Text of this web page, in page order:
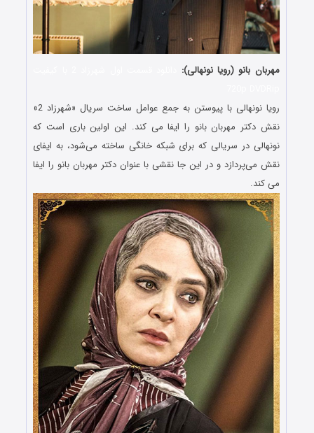
مهربان بانو (رویا نونهالی):
رویا نونهالی با پیوستن به جمع عوامل ساخت سریال «شهرزاد 2»
نقش دکتر مهربان بانو را ایفا می کند. این اولین باری است که
نونهالی در سریالی که برای شبکه خانگی ساخته می‌شود، به ایفای
نقش می‌پردازد و در این جا نقشی با عنوان دکتر مهربان بانو را ایفا
می کند.